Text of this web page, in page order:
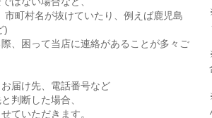
市町村名が抜けていたり、例えば鹿児島
)
、困って当店に連絡があることが多々ご
届け先、電話番号など
判断した場合、
ていただきます。